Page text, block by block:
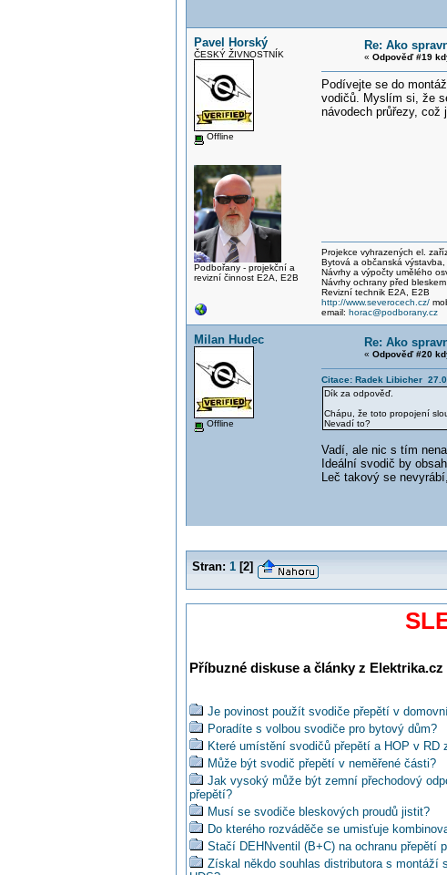
Pavel Horský
ČESKÝ ŽIVNOSTNÍK
Offline
Podbořany - projekční a
revizní činnost E2A, E2B
Re: Ako
« Odpověď #19
Podívejte se do
vodičů. Myslím si, že
návodech průřezy, což
Projekce vyhrazených el.
Bytová a občanská
Návrhy a výpočty umělého
Návrhy ochrany před
Revizní technik E2A, E2B
http://www.severocech.cz/
email: horac@podborany.cz
Milan Hudec
Offline
Re: Ako
« Odpověď #20
Citace: Radek Libicher
Dík za odpověď.
Chápu, že toto propojení
Nevadí to?
Vadí, ale nic s tím
Ideální svodič by
Leč takový se
Stran: 1[2]
Příbuzné diskuse a články z Elektrika.cz
Je povinost použít svodiče přepětí v
Poradíte s volbou svodiče pro bytový dům?
Které umístění svodičů přepětí a HOP v RD
Může být svodič přepětí v neměřené části?
Jak vysoký může být zemní přechodový
přepětí?
Musí se svodiče bleskových proudů jistit?
Do kterého rozváděče se umisťuje
Stačí DEHNventil (B+C) na ochranu přepětí
Získal někdo souhlas distributora s montáží